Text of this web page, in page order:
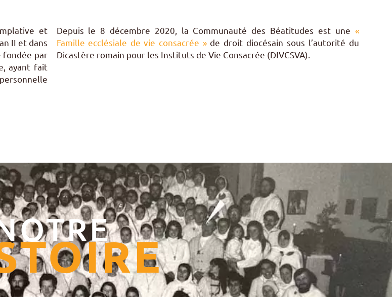
et
II et dans
fondée par
ayant fait
Depuis le 8 décembre 2020, la Communauté des Béatitudes est une «
Famille ecclésiale de vie consacrée »de droit diocésain sous l’autorité du
Dicastère romain pour les Instituts de Vie Consacrée (DIVCSVA).